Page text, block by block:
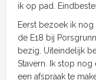
ik op pad.
Eerst bezoek ik
de E18 bij
bezig. Uiteindelijk
Stavern. Ik stop
een afspraak te